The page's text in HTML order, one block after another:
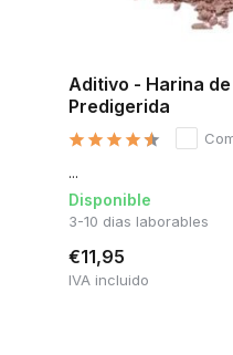
Aditivo - Harina
Predigerida
...
Disponible
3-10 dias laborables
€11,95
IVA incluido